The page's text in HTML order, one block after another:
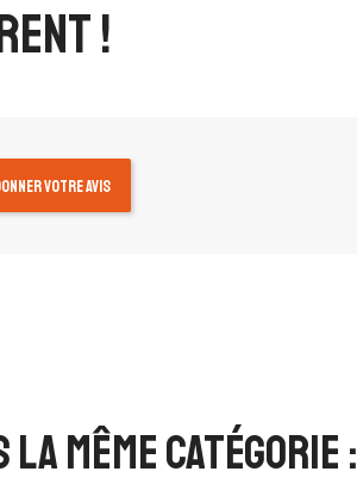
!
votre avis
même catégorie :